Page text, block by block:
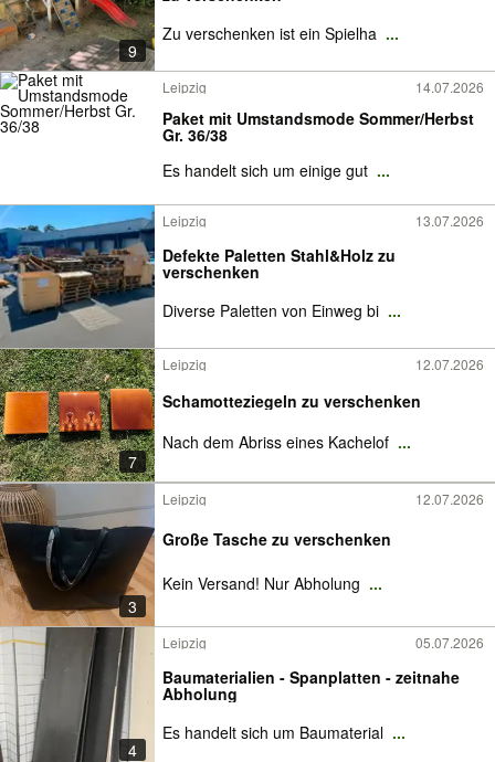
9
Zu verschenken ist ein Spielha ...
Leipzig 14.07.2026
Paket mit Umstandsmode Sommer/Herbst
Gr. 36/38
Es handelt sich um einige gut ...
Leipzig 13.07.2026
Defekte Paletten Stahl&Holz zu
verschenken
Diverse Paletten von Einweg bi ...
7
Leipzig 12.07.2026
Schamotteziegeln zu verschenken
Nach dem Abriss eines Kachelof ...
3
Leipzig 12.07.2026
Große Tasche zu verschenken
Kein Versand! Nur Abholung ...
4
Leipzig 05.07.2026
Baumaterialien - Spanplatten - zeitnahe
Abholung
Es handelt sich um Baumaterial ...